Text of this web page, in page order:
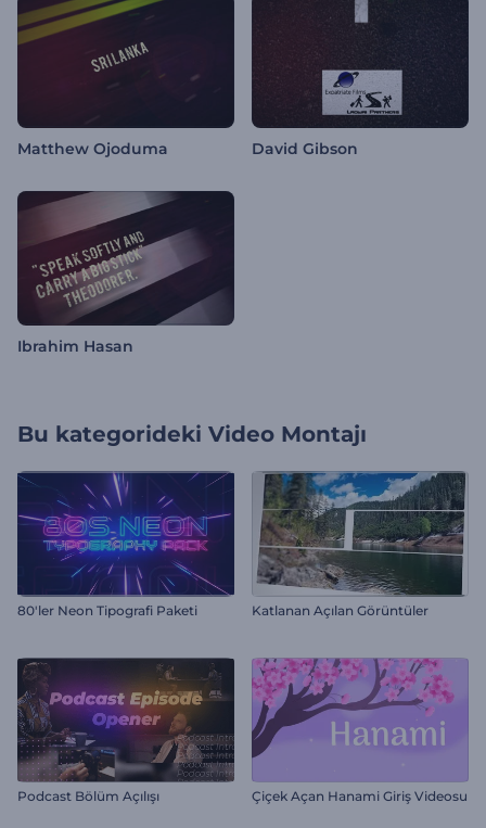
Matthew Ojoduma David Gibson
Ibrahim Hasan
Bu kategorideki Video Montajı
80'ler Neon Tipografi Paketi Katlanan Açılan Görüntüler
Podcast Bölüm Açılışı Çiçek Açan Hanami Giriş Videosu